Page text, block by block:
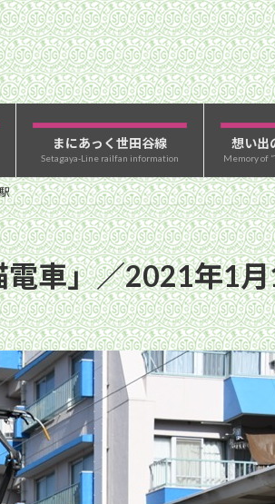
まにあっく世田谷線
Setagaya-Line railfan information
想い出
Memory of
車」／2021年1